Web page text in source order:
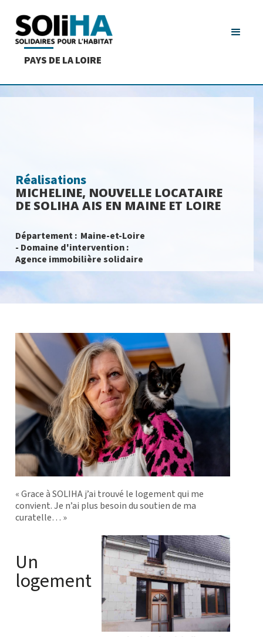
PAYS DE LA LOIRE
Réalisations
MICHELINE, NOUVELLE LOCATAIRE
DE SOLIHA AIS EN MAINE ET LOIRE
Département : Maine-et-Loire
- Domaine d'intervention :
Agence immobilière solidaire
« Grace à SOLIHA j’ai trouvé le logement qui me
convient. Je n’ai plus besoin du soutien de ma
curatelle… »
Un
logement